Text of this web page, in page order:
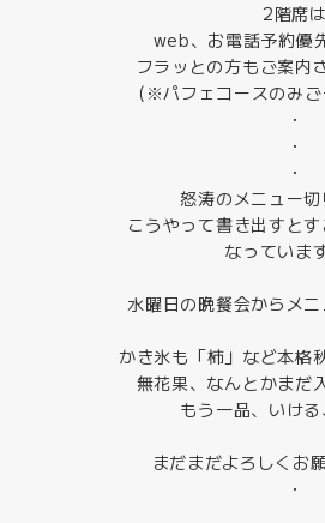
2階席は
web、お電話予約優
フラッとの方もご案内
(※パフェコースのみご
・
・
・
怒涛のメニュー
こうやって書き出すと
なっていま
水曜日の晩餐会からメニ
かき氷も「柿」など本格
無花果、なんとかまだ
もう一品、いける
まだまだよろしくお
・